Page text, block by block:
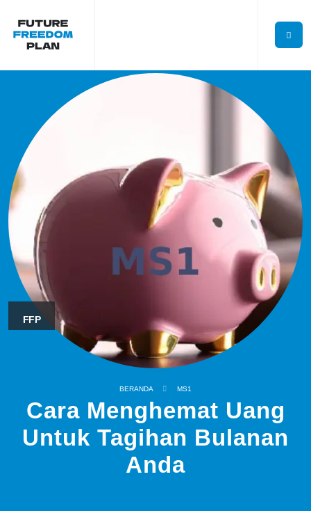
FFP
BERANDA MS1
Cara Menghemat Uang
Untuk Tagihan Bulanan
Anda